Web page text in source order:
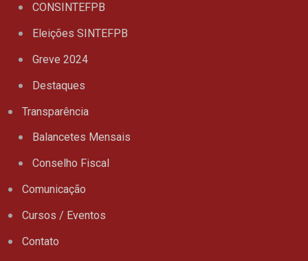
CONSINTEFPB
Eleições SINTEFPB
Greve 2024
Destaques
Transparência
Balancetes Mensais
Conselho Fiscal
Comunicação
Cursos / Eventos
Contato